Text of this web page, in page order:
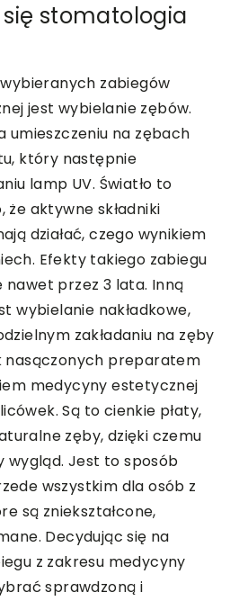
stomatologia
zabiegów
jest wybielanie zębów.
umieszczeniu na zębach
który następnie
lamp UV. Światło to
że aktywne składniki
działać, czego wynikiem
Efekty takiego zabiegu
przez 3 lata. Inną
wybielanie nakładkowe,
zakładaniu na zęby
nasączonych preparatem
medycyny estetycznej
Są to cienkie płaty,
zęby, dzięki czemu
wygląd. Jest to sposób
wszystkim dla osób z
są zniekształcone,
Decydując się na
z zakresu medycyny
sprawdzoną i